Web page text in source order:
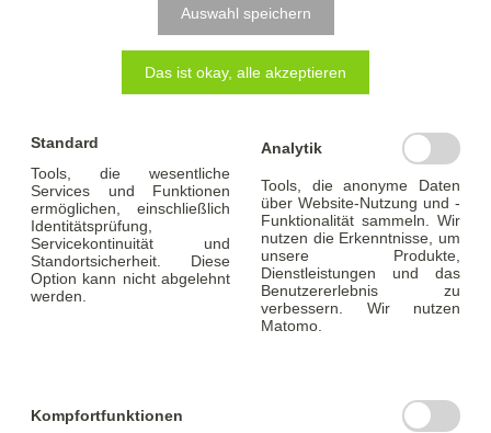
Grundstück finanzieren kannst oder Sie noch einige
Fragen zum Thema haben, können Dir Deine
Seite.
Wir sind sehr gespannt in welche Gegend es Sie zieht.
ist eine Marke der Baufinanz-Team GmbH. Lassen Sie
Auswahl speichern
Das ist okay, alle akzeptieren
Standard
Tools, die wesentliche
Services und Funktionen
ermöglichen, einschließlich
Identitätsprüfung,
Servicekontinuität und
Standortsicherheit. Diese
Option kann nicht abgelehnt
werden.
Analytik
Tools, die anonyme Daten
über Website-Nutzung und -
Funktionalität sammeln. Wir
nutzen die Erkenntnisse, um
unsere Produkte,
Dienstleistungen und das
Benutzererlebnis zu
verbessern. Wir nutzen
Matomo.
Kompfortfunktionen